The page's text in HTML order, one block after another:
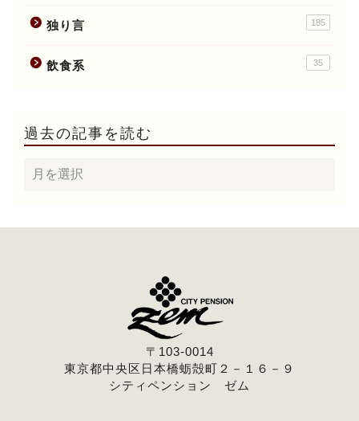
独り言 185
飲食系 35
過去の記事を読む
〒103-0014
東京都中央区日本橋蛎殻町２－１６－９
シティペンション ゼム